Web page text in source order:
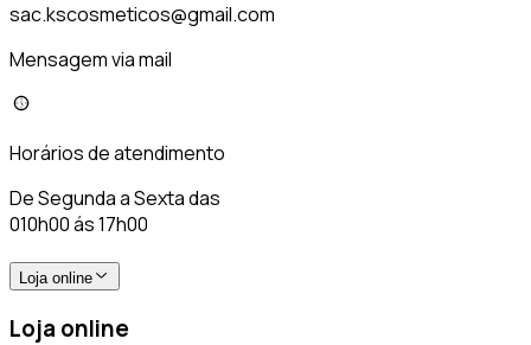
sac.kscosmeticos@gmail.com
Mensagem via mail
Horários de atendimento
De Segunda a Sexta das
010h00 ás 17h00
Loja online
Loja online